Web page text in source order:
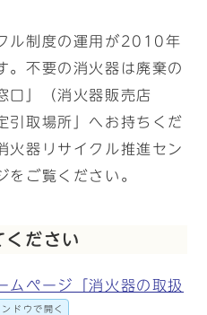
ル制度の運用が2010年
。不要の消火器は廃棄の
口」（消火器販売店
引取場所」へお持ちくだ
火器リサイクル推進セン
をご覧ください。
ください
ムページ「消火器の取扱
ドウで開く